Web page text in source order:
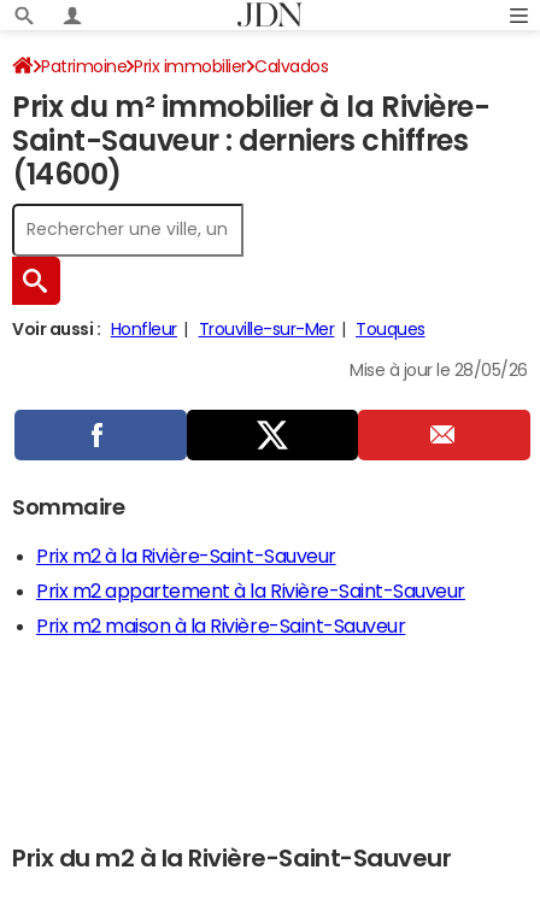
Patrimoine Prix immobilier Calvados
La Rivière-Saint-Sauveur
Prix du m² immobilier à la Rivière-
Saint-Sauveur : derniers chiffres
(14600)
Voir aussi : Honfleur Trouville-sur-Mer Touques
Mise à jour le 28/05/26
Sommaire
Prix m2 à la Rivière-Saint-Sauveur
Prix m2 appartement à la Rivière-Saint-Sauveur
Prix m2 maison à la Rivière-Saint-Sauveur
Prix du m2 à la Rivière-Saint-Sauveur